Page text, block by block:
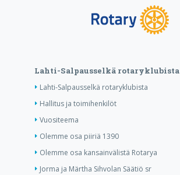
Lahti-Salpausselkä rotaryklubista
Lahti-Salpausselkä rotaryklubista
Hallitus ja toimihenkilöt
Vuositeema
Olemme osa piiriä 1390
Olemme osa kansainvälistä Rotarya
Jorma ja Märtha Sihvolan Säätiö sr